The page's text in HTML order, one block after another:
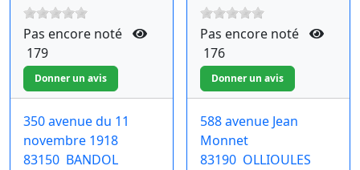
Pas encore noté
179
350 avenue du 11
novembre 1918
83150 BANDOL
Pas encore noté
176
588 avenue Jean
Monnet
83190 OLLIOULES